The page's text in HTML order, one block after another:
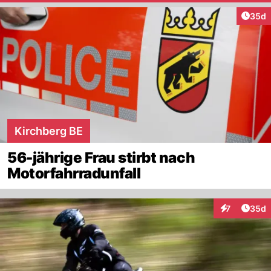
35d
Kirchberg BE
56-jährige Frau stirbt nach
Motorfahrradunfall
7
Interaktionen
35d